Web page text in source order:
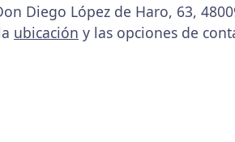
Diego López de Haro, 63,
ubicación y las opciones de